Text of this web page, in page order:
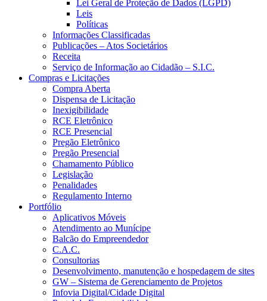
Lei Geral de Proteção de Dados (LGPD)
Leis
Políticas
Informações Classificadas
Publicações – Atos Societários
Receita
Serviço de Informação ao Cidadão – S.I.C.
Compras e Licitações
Compra Aberta
Dispensa de Licitação
Inexigibilidade
RCE Eletrônico
RCE Presencial
Pregão Eletrônico
Pregão Presencial
Chamamento Público
Legislação
Penalidades
Regulamento Interno
Portfólio
Aplicativos Móveis
Atendimento ao Munícipe
Balcão do Empreendedor
C.A.C.
Consultorias
Desenvolvimento, manutenção e hospedagem de sites
GW – Sistema de Gerenciamento de Projetos
Infovia Digital/Cidade Digital